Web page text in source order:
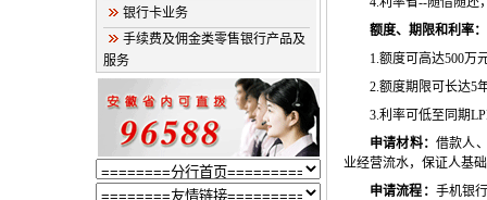
银行卡业务
手续费及佣金类零售银行产品及
服务
额度、期限和利率：
1.额度可高达500万
2.额度期限可长达5
3.利率可低至同期
申请材料： 借款人
业经营流水，保证人基
申请流程： 手机银